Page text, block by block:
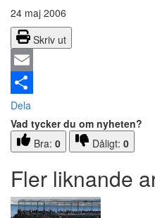
24 maj 2006
Skriv ut
Email
Dela
Vad tycker du om nyheten?
Bra: 0 Dåligt: 0
Fler liknande